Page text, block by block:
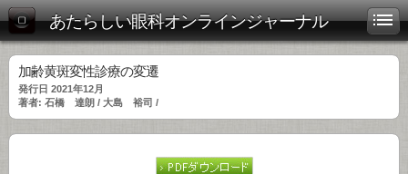
あたらしい眼科オンラインジャーナル
加齢黄斑変性診療の変遷
発行日 2021年12月
著者: 石橋 達朗 / 大島 裕司 /